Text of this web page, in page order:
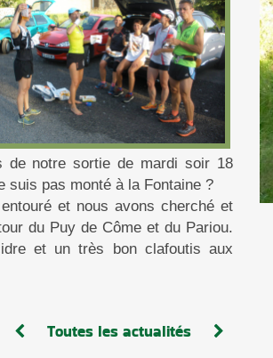
de notre sortie de mardi soir 18
suis pas monté à la Fontaine ?
et nous avons cherché et
du Puy de Côme et du Pariou.
et un très bon clafoutis aux
Toutes les actualités